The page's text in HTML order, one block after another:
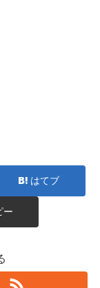
はてブ
ー